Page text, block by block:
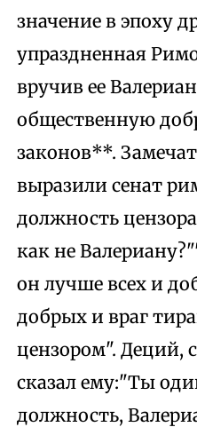
значение в эпоху
упраздненная
вручив ее
общественную
законов**.
выразили сенат
должность
как не
он лучше всех и
добрых и враг
цензором". Деций,
сказал ему:"Ты
должность,